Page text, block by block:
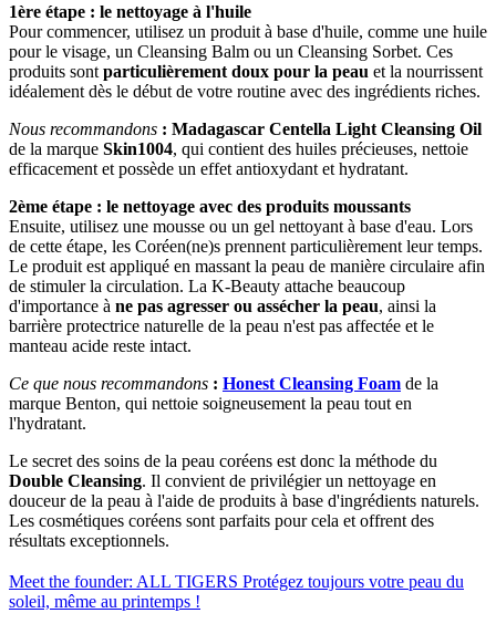
1ère étape : le nettoyage à l'huile
Pour commencer, utilisez un produit à base d'huile, comme une huile
pour le visage, un Cleansing Balm ou un Cleansing Sorbet. Ces
produits sont particulièrement doux pour la peau et la nourrissent
idéalement dès le début de votre routine avec des ingrédients riches.
Nous recommandons : Madagascar Centella Light Cleansing Oil
de la marque Skin1004, qui contient des huiles précieuses, nettoie
efficacement et possède un effet antioxydant et hydratant.
2ème étape : le nettoyage avec des produits moussants
Ensuite, utilisez une mousse ou un gel nettoyant à base d'eau. Lors
de cette étape, les Coréen(ne)s prennent particulièrement leur temps.
Le produit est appliqué en massant la peau de manière circulaire afin
de stimuler la circulation. La K-Beauty attache beaucoup
d'importance à ne pas agresser ou assécher la peau, ainsi la
barrière protectrice naturelle de la peau n'est pas affectée et le
manteau acide reste intact.
Ce que nous recommandons : Honest Cleansing Foam de la
marque Benton, qui nettoie soigneusement la peau tout en
l'hydratant.
Le secret des soins de la peau coréens est donc la méthode du
Double Cleansing. Il convient de privilégier un nettoyage en
douceur de la peau à l'aide de produits à base d'ingrédients naturels.
Les cosmétiques coréens sont parfaits pour cela et offrent des
résultats exceptionnels.
Meet the founder: ALL TIGERS Protégez toujours votre peau du
soleil, même au printemps !